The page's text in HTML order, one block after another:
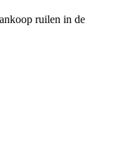
ruilen in de